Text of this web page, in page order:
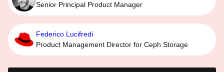
Senior Principal Product Manager
Federico Lucifredi
Product Management Director for Ceph Storage